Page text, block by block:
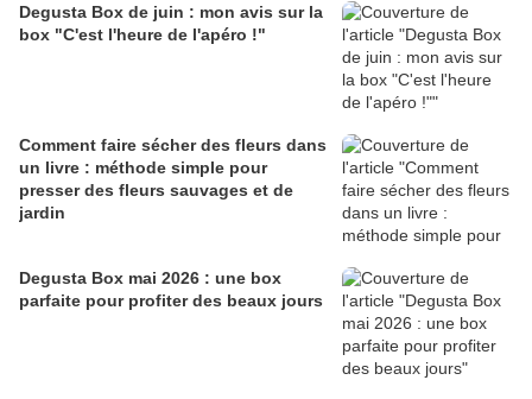
Degusta Box de juin : mon avis sur la
box "C'est l'heure de l'apéro !"
Comment faire sécher des fleurs dans
un livre : méthode simple pour
presser des fleurs sauvages et de
jardin
Degusta Box mai 2026 : une box
parfaite pour profiter des beaux jours